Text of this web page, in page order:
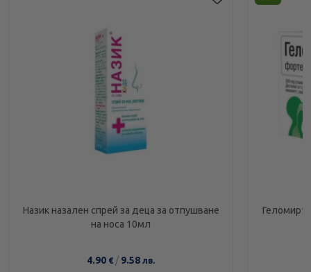
Назик назален спрей за деца за отпушване
на носа 10мл
4.90 € / 9.58 лв.